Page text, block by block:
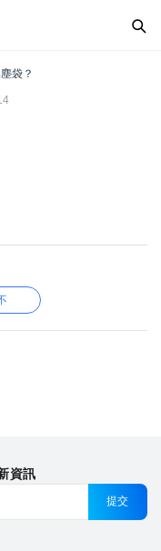
袋？
資訊
提交